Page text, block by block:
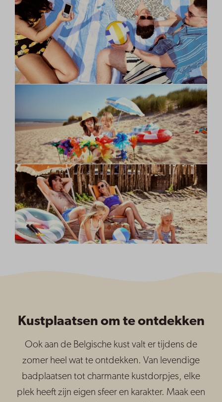
Kustplaatsen om te ontdekken
Ook aan de Belgische kust valt er tijdens de
zomer heel wat te ontdekken. Van levendige
badplaatsen tot charmante kustdorpjes, elke
plek heeft zijn eigen sfeer en karakter. Maak een